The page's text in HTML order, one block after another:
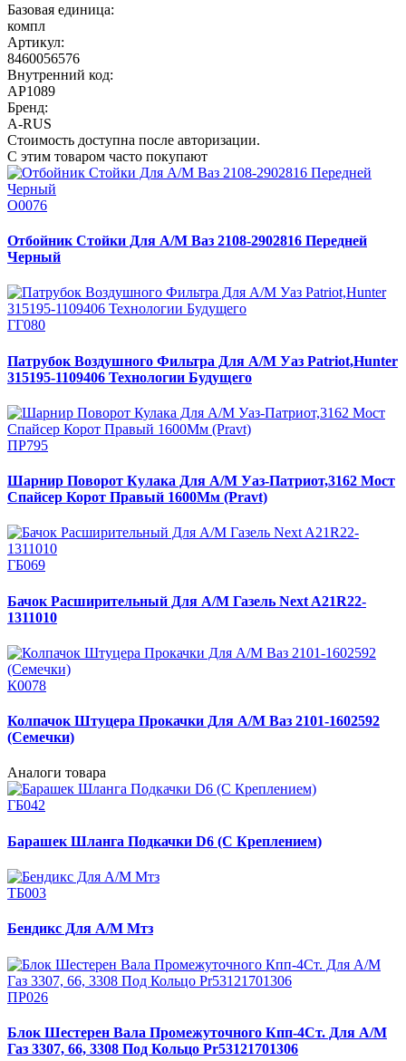
Базовая единица:
компл
Артикул:
8460056576
Внутренний код:
АР1089
Бренд:
A-RUS
Стоимость доступна после авторизации.
С этим товаром часто покупают
О0076
Отбойник Стойки Для А/М Ваз 2108-2902816 Передней
Черный
ГГ080
Патрубок Воздушного Фильтра Для А/М Уаз Patriot,Hunter
315195-1109406 Технологии Будущего
ПР795
Шарнир Поворот Кулака Для А/М Уаз-Патриот,3162 Мост
Спайсер Корот Правый 1600Мм (Pravt)
ГБ069
Бачок Расширительный Для А/М Газель Next A21R22-
1311010
К0078
Колпачок Штуцера Прокачки Для А/М Ваз 2101-1602592
(Семечки)
Аналоги товара
ГБ042
Барашек Шланга Подкачки D6 (С Креплением)
ТБ003
Бендикс Для А/М Мтз
ПР026
Блок Шестерен Вала Промежуточного Кпп-4Ст. Для А/М
Газ 3307, 66, 3308 Под Кольцо Pr53121701306